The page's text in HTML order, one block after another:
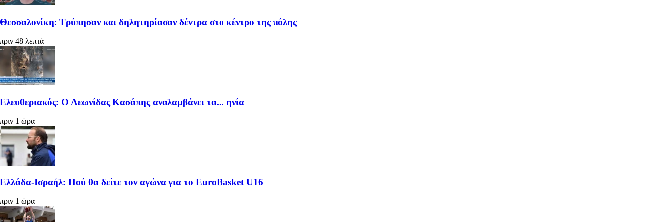
Θεσσαλονίκη: Τρύπησαν και δηλητηρίασαν δέντρα στο κέντρο της πόλης
πριν 48 λεπτά
Ελευθεριακός: Ο Λεωνίδας Κασάπης αναλαμβάνει τα... ηνία
πριν 1 ώρα
Ελλάδα-Ισραήλ: Πού θα δείτε τον αγώνα για το EuroBasket U16
πριν 1 ώρα